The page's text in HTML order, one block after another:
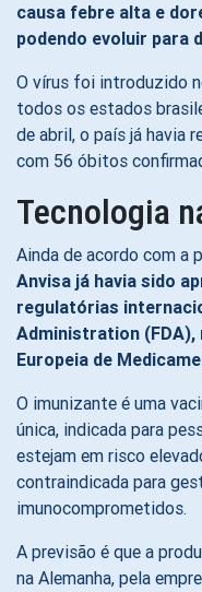
causa febre alta e
podendo evoluir para
O vírus foi introduzido
todos os estados
de abril, o país já havia
com 56 óbitos
Tecnologia
Ainda de acordo com a
Anvisa já havia sido
regulatórias
Administration (FDA),
Europeia de
O imunizante é uma
única, indicada para
estejam em risco
contraindicada para
imunocomprometidos.
A previsão é que a
na Alemanha, pela